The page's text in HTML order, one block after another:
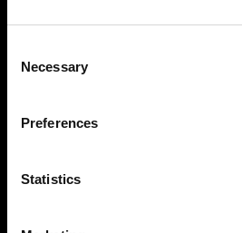
Selection
Necessary
Preferences
Statistics